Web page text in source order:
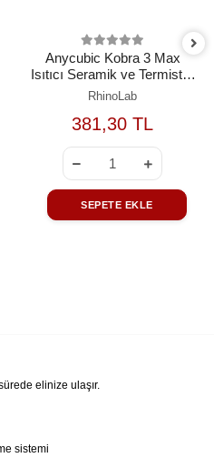
Anycubic Kobra 3 Max
Isıtıcı Seramik ve Termistör
Seti
RhinoLab
381,30 TL
SEPETE EKLE
elinize ulaşır.
sistemi